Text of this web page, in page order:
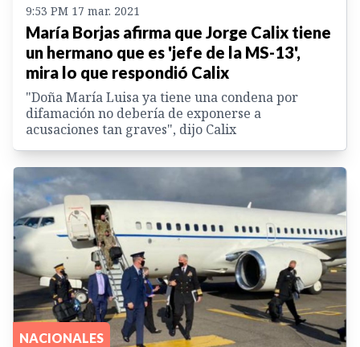
9:53 PM 17 mar. 2021
María Borjas afirma que Jorge Calix tiene
un hermano que es 'jefe de la MS-13',
mira lo que respondió Calix
"Doña María Luisa ya tiene una condena por
difamación no debería de exponerse a
acusaciones tan graves", dijo Calix
NACIONALES